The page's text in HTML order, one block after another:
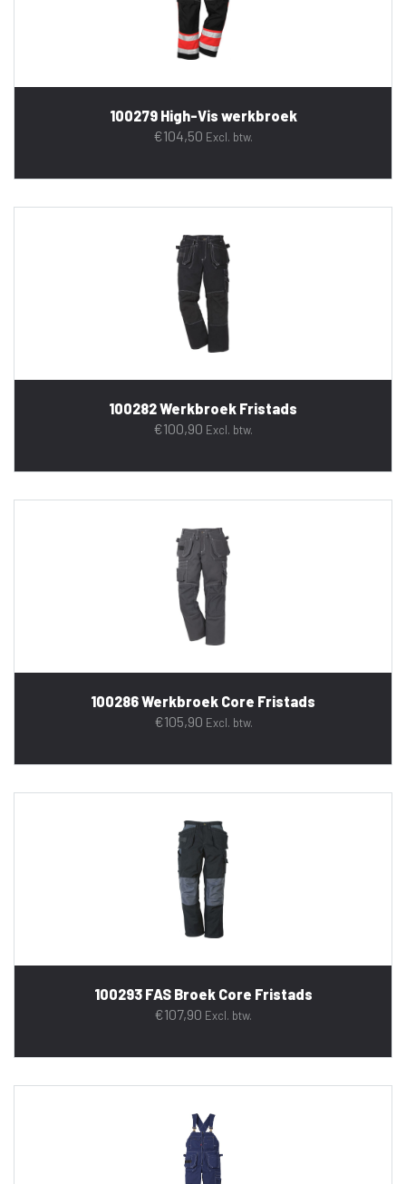
100279 High-Vis werkbroek
€104,50 Excl. btw.
100282 Werkbroek Fristads
€100,90 Excl. btw.
100286 Werkbroek Core Fristads
€105,90 Excl. btw.
100293 FAS Broek Core Fristads
€107,90 Excl. btw.